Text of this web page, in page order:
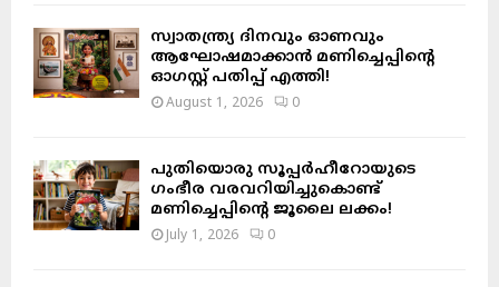
സ്വാതന്ത്ര്യ ദിനവും ഓണവും
ആഘോഷമാക്കാൻ മണിച്ചെപ്പിന്റെ
ഓഗസ്റ്റ് പതിപ്പ് എത്തി!
August 1, 2026 0
പുതിയൊരു സൂപ്പർഹീറോയുടെ
ഗംഭീര വരവറിയിച്ചുകൊണ്ട്
മണിച്ചെപ്പിന്റെ ജൂലൈ ലക്കം!
July 1, 2026 0